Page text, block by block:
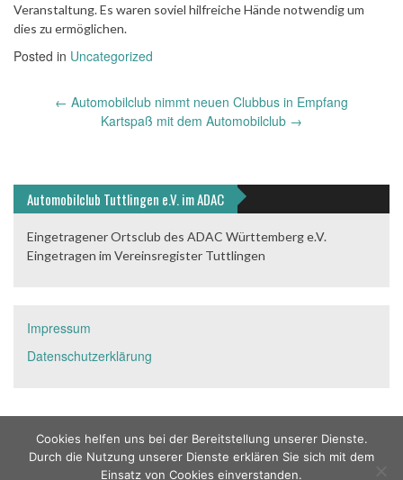
Veranstaltung. Es waren soviel hilfreiche Hände notwendig um
dies zu ermöglichen.
Posted in Uncategorized
← Automobilclub nimmt neuen Clubbus in Empfang
Kartspaß mit dem Automobilclub →
Automobilclub Tuttlingen e.V. im ADAC
Eingetragener Ortsclub des ADAC Württemberg e.V.
Eingetragen im Vereinsregister Tuttlingen
Impressum
Datenschutzerklärung
Cookies helfen uns bei der Bereitstellung unserer Dienste.
Durch die Nutzung unserer Dienste erklären Sie sich mit dem
Einsatz von Cookies einverstanden.